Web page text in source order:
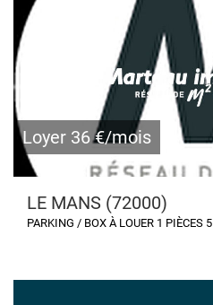
Loyer 36 €/mois
LE MANS (72000)
PARKING / BOX À LOUER 1 PIÈCES